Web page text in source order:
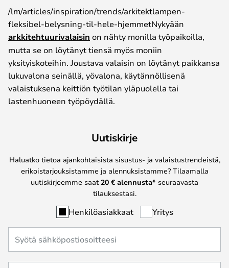
/lm/articles/inspiration/trends/arkitektlampen-
fleksibel-belysning-til-hele-hjemmetNykyään
arkkitehtuurivalaisin on nähty monilla työpaikoilla,
mutta se on löytänyt tiensä myös moniin
yksityiskoteihin. Joustava valaisin on löytänyt paikkansa
lukuvalona seinällä, yövalona, käytännöllisenä
valaistuksena keittiön työtilan yläpuolella tai
lastenhuoneen työpöydällä.
Uutiskirje
Haluatko tietoa ajankohtaisista sisustus- ja valaistustrendeistä,
erikoistarjouksistamme ja alennuksistamme? Tilaamalla
uutiskirjeemme saat20 € alennusta* seuraavasta
tilauksestasi.
Henkilöasiakkaat Yritys